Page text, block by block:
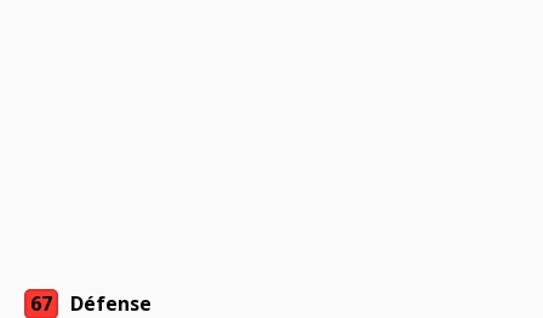
67 Défense